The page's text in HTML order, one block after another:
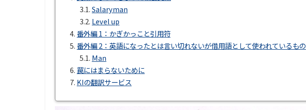
3.1.Salaryman
3.2. Level up
4. 番外編 1：かぎかっこと引用符
5. 番外編 2：英語になったとは言い切れないが借用語として使われているもの
5.1. Man
6. 罠にはまらないために
7. KIの翻訳サービス